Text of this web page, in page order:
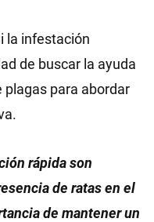
la infestación
de buscar la ayuda
para abordar
rápida son
de ratas en el
de mantener un